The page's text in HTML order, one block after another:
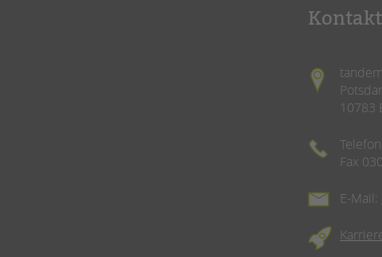
Kontakt
10783
Fax
E-Mail: